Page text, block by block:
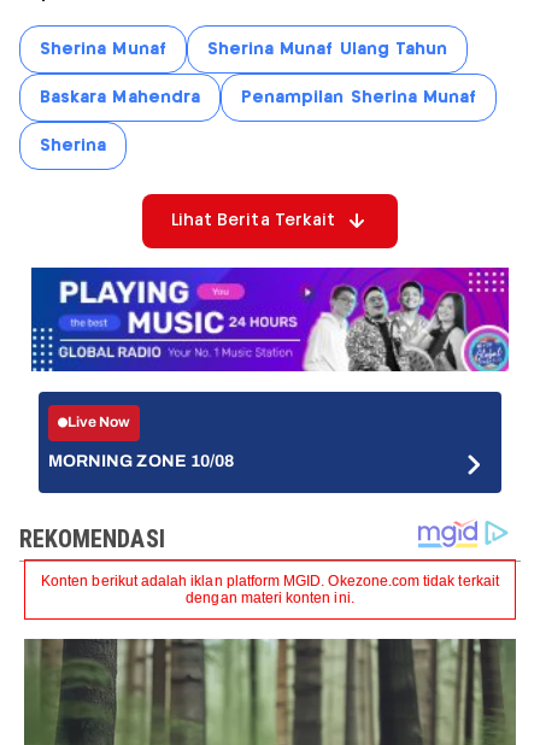
Sherina Munaf Sherina Munaf Ulang Tahun
Baskara Mahendra Penampilan Sherina Munaf
Sherina
Lihat Berita Terkait
Live Now
MORNING ZONE 10/08